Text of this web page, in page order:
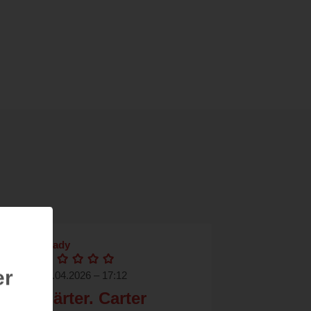
shady
24.04.2026 – 17:12
Hart. Härter. Carter